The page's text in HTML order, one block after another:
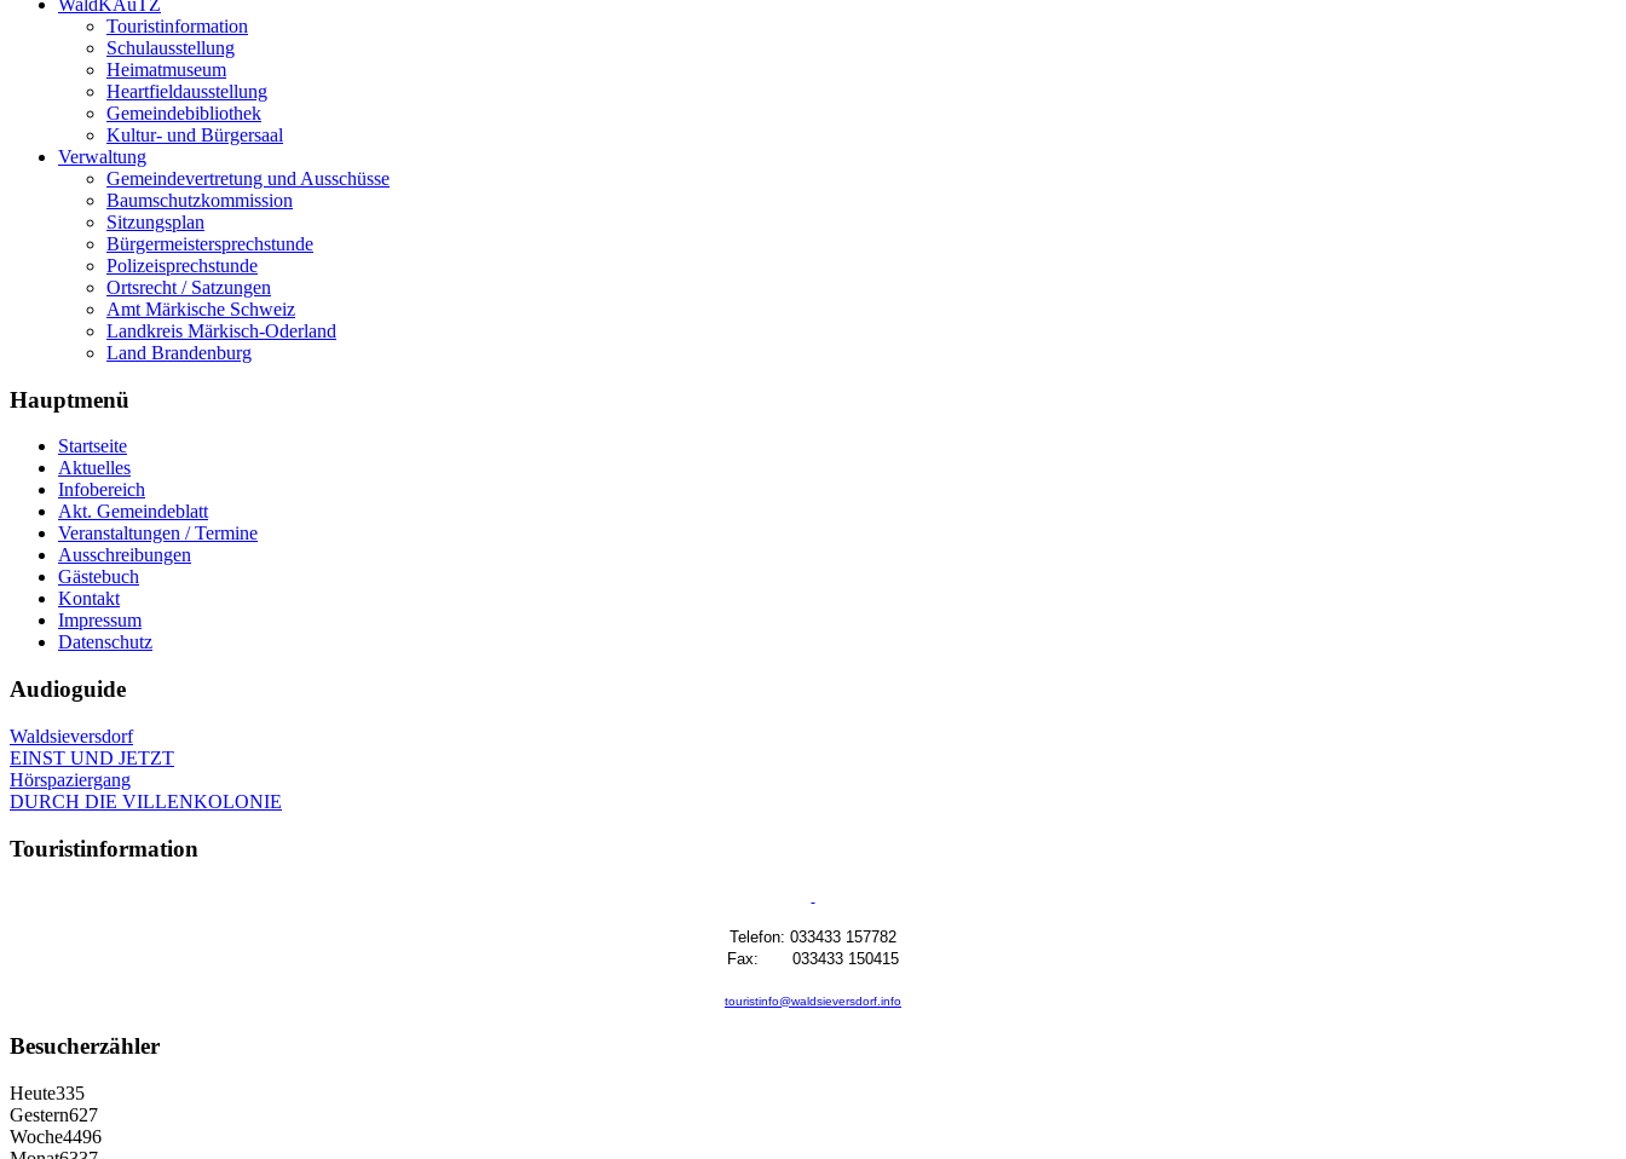
WaldKAuTZ
Touristinformation
Schulausstellung
Heimatmuseum
Heartfieldausstellung
Gemeindebibliothek
Kultur- und Bürgersaal
Verwaltung
Gemeindevertretung und Ausschüsse
Baumschutzkommission
Sitzungsplan
Bürgermeistersprechstunde
Polizeisprechstunde
Ortsrecht / Satzungen
Amt Märkische Schweiz
Landkreis Märkisch-Oderland
Land Brandenburg
Hauptmenü
Startseite
Aktuelles
Infobereich
Akt. Gemeindeblatt
Veranstaltungen / Termine
Ausschreibungen
Gästebuch
Kontakt
Impressum
Datenschutz
Audioguide
Waldsieversdorf
EINST UND JETZT
Hörspaziergang
DURCH DIE VILLENKOLONIE
Touristinformation
Telefon: 033433 157782
Fax: 033433 150415
touristinfo@waldsieversdorf.info
Besucherzähler
Heute335
Gestern627
Woche4496